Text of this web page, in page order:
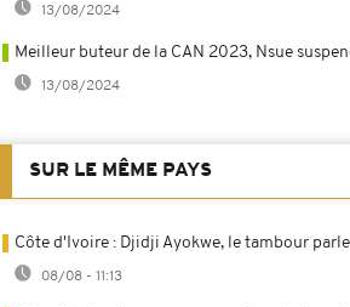
13/08/2024
Meilleur buteur de la CAN 2023, Nsue
13/08/2024
SUR LE MÊME PAYS
Côte d'Ivoire : Djidji Ayokwe, le tambour
08/08 - 11:13